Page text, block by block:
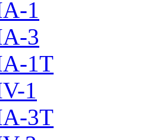
1
3
1T
1
3T